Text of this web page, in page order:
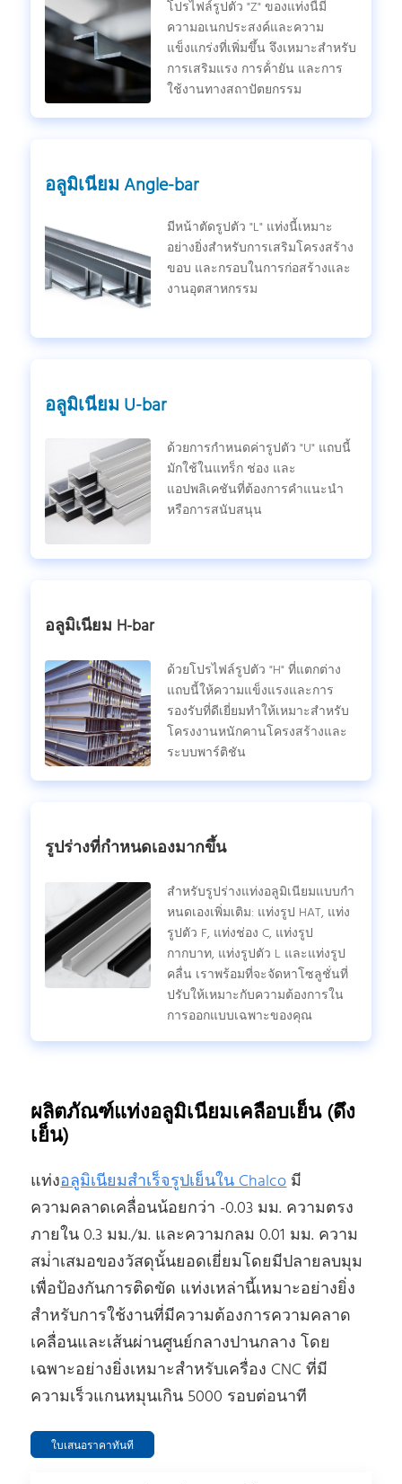
โปรไฟล์รูปตัว "Z" ของแท่งนี้มี
ความอเนกประสงค์และความ
แข็งแกร่งที่เพิ่มขึ้น จึงเหมาะสําหรับ
การเสริมแรง การค้ํายัน และการ
ใช้งานทางสถาปัตยกรรม
อลูมิเนียม Angle-bar
มีหน้าตัดรูปตัว "L" แท่งนี้เหมาะ
อย่างยิ่งสําหรับการเสริมโครงสร้าง
ขอบ และกรอบในการก่อสร้างและ
งานอุตสาหกรรม
อลูมิเนียม U-bar
ด้วยการกําหนดค่ารูปตัว "U" แถบนี้
มักใช้ในแทร็ก ช่อง และ
แอปพลิเคชันที่ต้องการคําแนะนํา
หรือการสนับสนุน
อลูมิเนียม H-bar
ด้วยโปรไฟล์รูปตัว "H" ที่แตกต่าง
แถบนี้ให้ความแข็งแรงและการ
รองรับที่ดีเยี่ยมทําให้เหมาะสําหรับ
โครงงานหนักคานโครงสร้างและ
ระบบพาร์ติชัน
รูปร่างที่กําหนดเองมากขึ้น
สําหรับรูปร่างแท่งอลูมิเนียมแบบกํา
หนดเองเพิ่มเติม: แท่งรูป HAT, แท่ง
รูปตัว F, แท่งช่อง C, แท่งรูป
กากบาท, แท่งรูปตัว L และแท่งรูป
คลื่น เราพร้อมที่จะจัดหาโซลูชั่นที่
ปรับให้เหมาะกับความต้องการใน
การออกแบบเฉพาะของคุณ
ผลิตภัณฑ์แท่งอลูมิเนียมเคลือบเย็น (ดึง
เย็น)
แท่งอลูมิเนียมสําเร็จรูปเย็นใน Chalcoมี
ความคลาดเคลื่อนน้อยกว่า -0.03 มม. ความตรง
ภายใน 0.3 มม./ม. และความกลม 0.01 มม. ความ
สม่ําเสมอของวัสดุนั้นยอดเยี่ยมโดยมีปลายลบมุม
เพื่อป้องกันการติดขัด แท่งเหล่านี้เหมาะอย่างยิ่ง
สําหรับการใช้งานที่มีความต้องการความคลาด
เคลื่อนและเส้นผ่านศูนย์กลางปานกลาง โดย
เฉพาะอย่างยิ่งเหมาะสําหรับเครื่อง CNC ที่มี
ความเร็วแกนหมุนเกิน 5000 รอบต่อนาที
ใบเสนอราคาทันที